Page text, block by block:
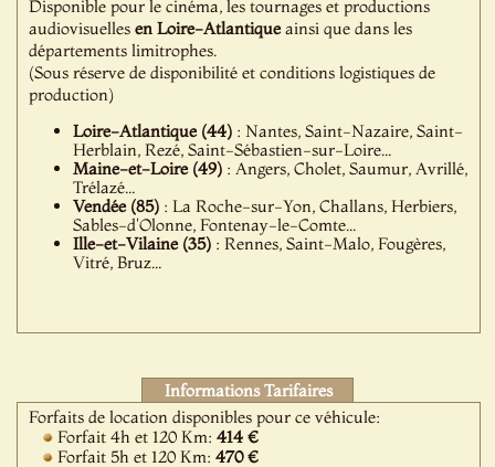
Disponible pour le cinéma, les tournages et productions
audiovisuellesen Loire-Atlantiqueainsi que dans les
départements limitrophes.
(Sous réserve de disponibilité et conditions logistiques de
production)
Loire-Atlantique (44) : Nantes, Saint-Nazaire, Saint-
Herblain, Rezé, Saint-Sébastien-sur-Loire...
Maine-et-Loire (49) : Angers, Cholet, Saumur, Avrillé,
Trélazé...
Vendée (85) : La Roche-sur-Yon, Challans, Herbiers,
Sables-d'Olonne, Fontenay-le-Comte...
Ille-et-Vilaine (35) : Rennes, Saint-Malo, Fougères,
Vitré, Bruz...
Informations Tarifaires
Forfaits de location disponibles pour ce véhicule:
Forfait 4h et 120 Km:414 €
Forfait 5h et 120 Km:470 €